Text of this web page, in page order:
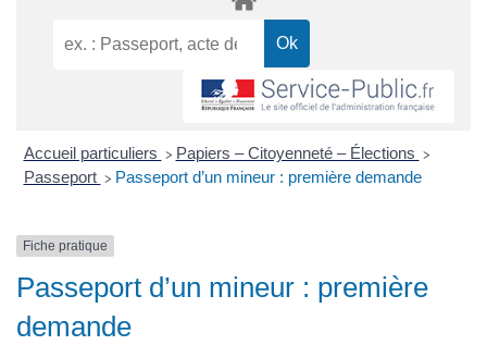
Accueil particuliers > Papiers – Citoyenneté – Élections >
Passeport > Passeport d’un mineur : première demande
Fiche pratique
Passeport d’un mineur : première
demande